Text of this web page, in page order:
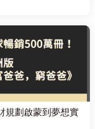
規劃啟蒙到夢想實